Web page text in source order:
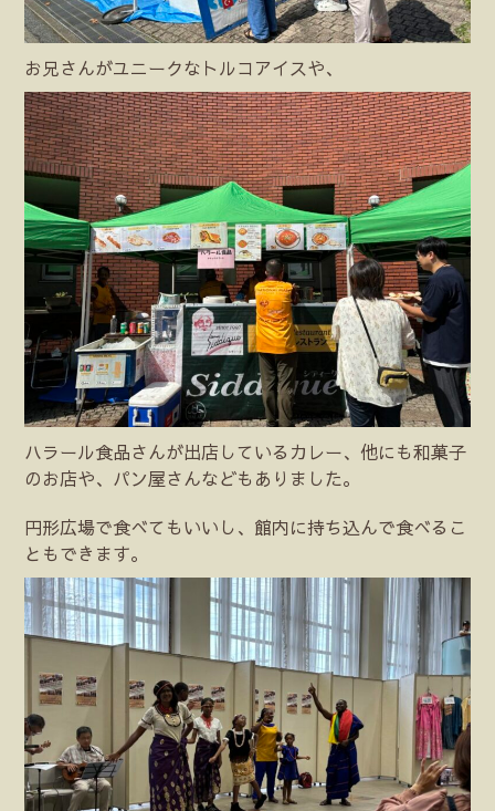
お兄さんがユニークなトルコアイスや、
ハラール食品さんが出店しているカレー、他にも和菓子
のお店や、パン屋さんなどもありました。
円形広場で食べてもいいし、館内に持ち込んで食べるこ
ともできます。